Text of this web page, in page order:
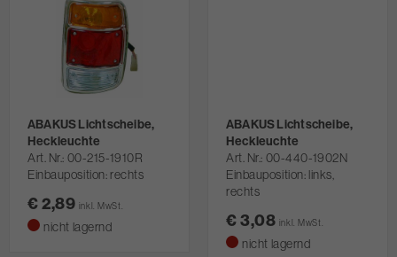
ABAKUS Lichtscheibe,
Heckleuchte
Art. Nr. 00-215-1910R
Einbauposition: rechts
€ 2,89 inkl. MwSt.
nicht lagernd
ABAKUS Lichtscheibe,
Heckleuchte
Art. Nr. 00-440-1902N
Einbauposition: links,
rechts
€ 3,08 inkl. MwSt.
nicht lagernd